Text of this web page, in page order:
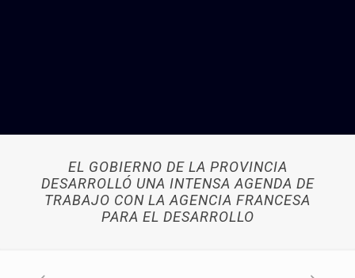
EL GOBIERNO DE LA PROVINCIA
DESARROLLÓ UNA INTENSA AGENDA DE
TRABAJO CON LA AGENCIA FRANCESA
PARA EL DESARROLLO